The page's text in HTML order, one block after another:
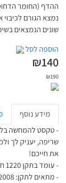
ההדף (החומר
נמצא הגורם
שונים הנמצאים
הוספה לסל
₪140
₪190
מידע נוסף
- טקסט להמחשה
שריפה, יעניק לך
את חייכם!
- עומד בתקן 1220 חלק 5 של המכון התקנים הישראלי
- מתאים לתקן: EN 14604:2005/AC:2008